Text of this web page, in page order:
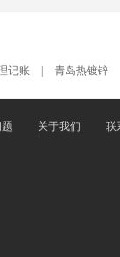
记账 青岛热镀锌
关于我们 联